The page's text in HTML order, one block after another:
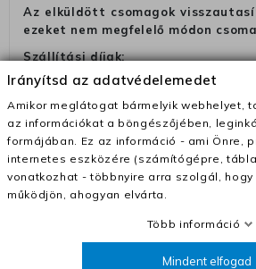
Az elküldött csomagok
ezeket nem megfelelő módon
Szállítási díjak:
– Futár - kézbesítés az ország
munkanapon belül a megrendelés
történő megerősítésétől számítva
– Szállítás 1700 Ft (+400 Ft utánvéttel)
– Ingyenes szállítás 31600 Ft feletti
(+400 Ft utánvétte)
– A kapott termék cseréjéért 3780 Ft
Irányítsd az adatvédelemedet
Amikor meglátogat bármelyik webhelyet,
az információkat a böngészőjében,
formájában. Ez az információ - ami Önre,
internetes eszközére (számítógépre,
vonatkozhat - többnyire arra szolgál, hogy
működjön, ahogyan elvárta.
Több információ
Mindent elfogad